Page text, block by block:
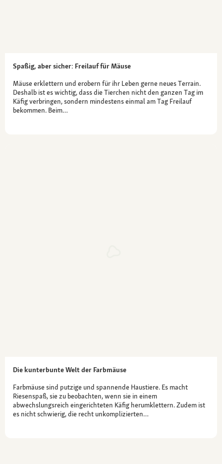
Spaßig, aber sicher: Freilauf für Mäuse
Mäuse erklettern und erobern für ihr Leben gerne neues Terrain.
Deshalb ist es wichtig, dass die Tierchen nicht den ganzen Tag im
Käfig verbringen, sondern mindestens einmal am Tag Freilauf
bekommen. Beim…
Die kunterbunte Welt der Farbmäuse
Farbmäuse sind putzige und spannende Haustiere. Es macht
Riesenspaß, sie zu beobachten, wenn sie in einem
abwechslungsreich eingerichteten Käfig herumklettern. Zudem ist
es nicht schwierig, die recht unkomplizierten…